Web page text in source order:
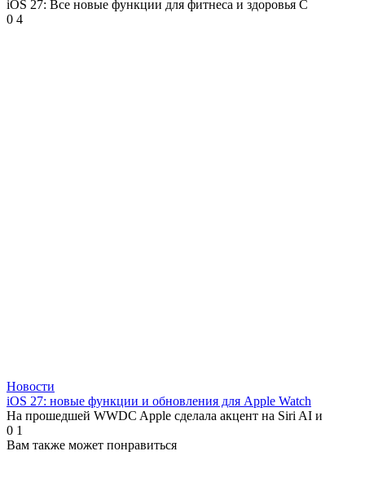
iOS 27: Все новые функции для фитнеса и здоровья С
0 4
Новости
iOS 27: новые функции и обновления для Apple Watch
На прошедшей WWDC Apple сделала акцент на Siri AI и
0 1
Вам также может понравиться